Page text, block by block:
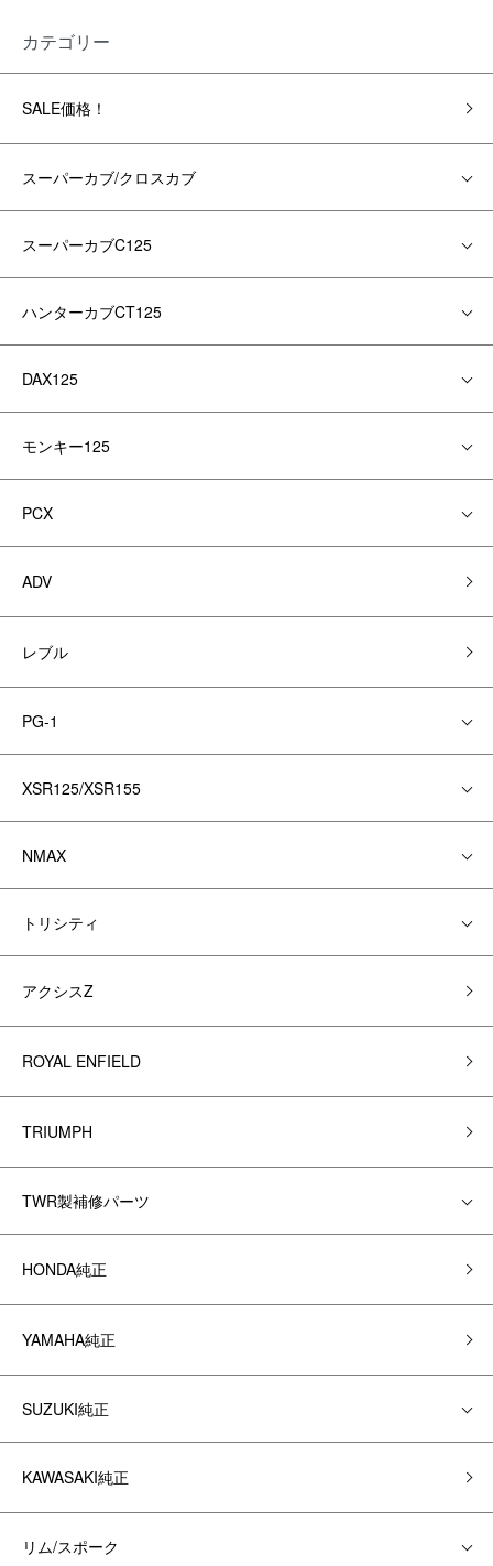
カテゴリー
SALE価格！
スーパーカブ/クロスカブ
スーパーカブC125
ハンターカブCT125
DAX125
モンキー125
PCX
ADV
レブル
PG-1
XSR125/XSR155
NMAX
トリシティ
アクシスZ
ROYAL ENFIELD
TRIUMPH
TWR製補修パーツ
HONDA純正
YAMAHA純正
SUZUKI純正
KAWASAKI純正
リム/スポーク